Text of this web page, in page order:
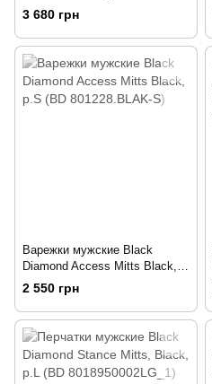
р.M (BD 801126.BLAK-M)
3 680 грн
Варежки мужские Black
Diamond Access Mitts Black,
р.S (BD 801228.BLAK-S)
2 550 грн